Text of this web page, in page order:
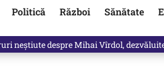
Politică Război Sănătate
gafă în direct despre „omul